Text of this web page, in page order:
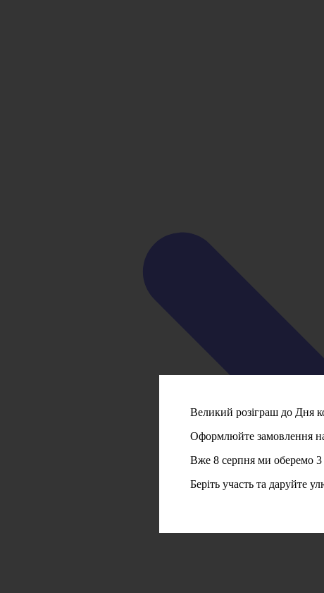
Великий розіграш до Дня
Оформлюйте замовлення
Вже 8 серпня ми оберемо 3
Беріть участь та даруйте